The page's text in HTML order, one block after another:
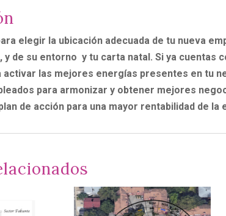
elegir la ubicación adecuada de tu nueva
y de su entorno y tu carta natal. Si ya cuentas
activar las mejores energías presentes en tu
para armonizar y obtener mejores
de acción para una mayor rentabilidad de la